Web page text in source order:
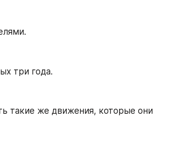
три года.
такие же движения, которые они